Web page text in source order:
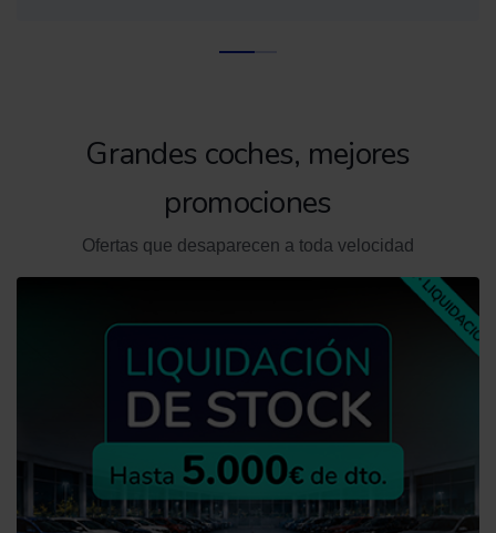
Grandes coches, mejores
promociones
Ofertas que desaparecen a toda velocidad